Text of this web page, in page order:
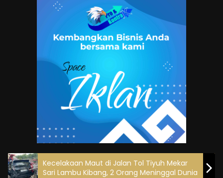
Kecelakaan Maut di Jalan Tol Tiyuh Mekar
Sari Lambu Kibang, 2 Orang Meninggal Dunia